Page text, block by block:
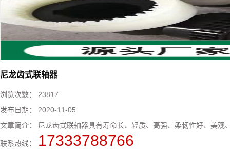
尼龙齿式联轴器
浏览次数： 23817
发布日期： 2020-11-05
文章简介： 尼龙齿式联轴器具有寿命长、轻质、高强、柔韧性好、美
联系热线： 17333788766